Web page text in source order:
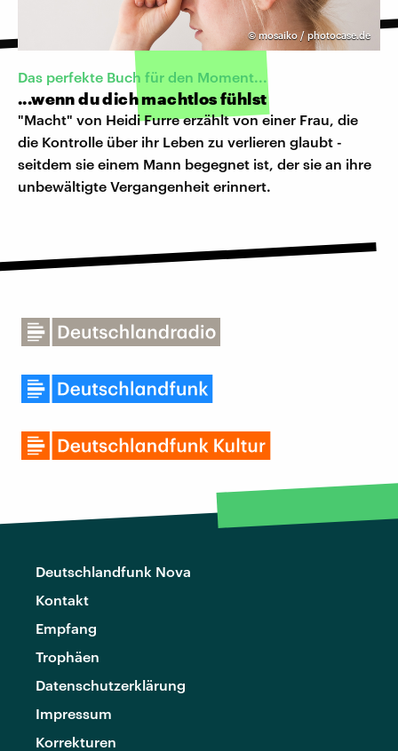
©mosaiko / photocase.de
Das perfekte Buch für den Moment...
...wenn du dich machtlos fühlst
"Macht" von Heidi Furre erzählt von einer Frau, die
die Kontrolle über ihr Leben zu verlieren glaubt -
seitdem sie einem Mann begegnet ist, der sie an ihre
unbewältigte Vergangenheit erinnert.
Deutschlandfunk Nova
Kontakt
Empfang
Trophäen
Datenschutzerklärung
Impressum
Korrekturen